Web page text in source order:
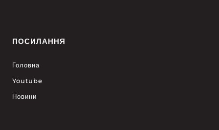
ПОСИЛАННЯ
Головна
Youtube
Новини